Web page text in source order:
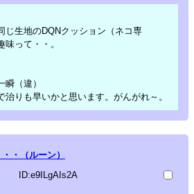
じ生地のDQNクッション（ネコ専
って・・。
（違）
治りも早いかと思います。がんがれ～。
・（ルーン）
ID:e9ILgAIs2A